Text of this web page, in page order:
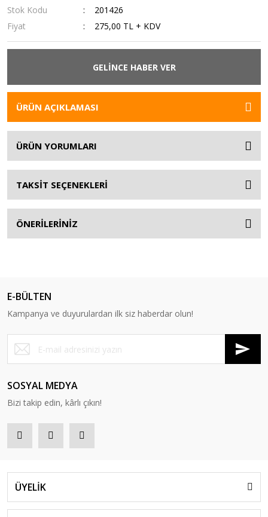
Stok Kodu
201426
Fiyat
275,00 TL + KDV
GELİNCE HABER VER
ÜRÜN AÇIKLAMASI
ÜRÜN YORUMLARI
TAKSİT SEÇENEKLERİ
ÖNERİLERİNİZ
E-BÜLTEN
Kampanya ve duyurulardan ilk siz haberdar olun!
SOSYAL MEDYA
Bizi takip edin, kârlı çıkın!
ÜYELİK